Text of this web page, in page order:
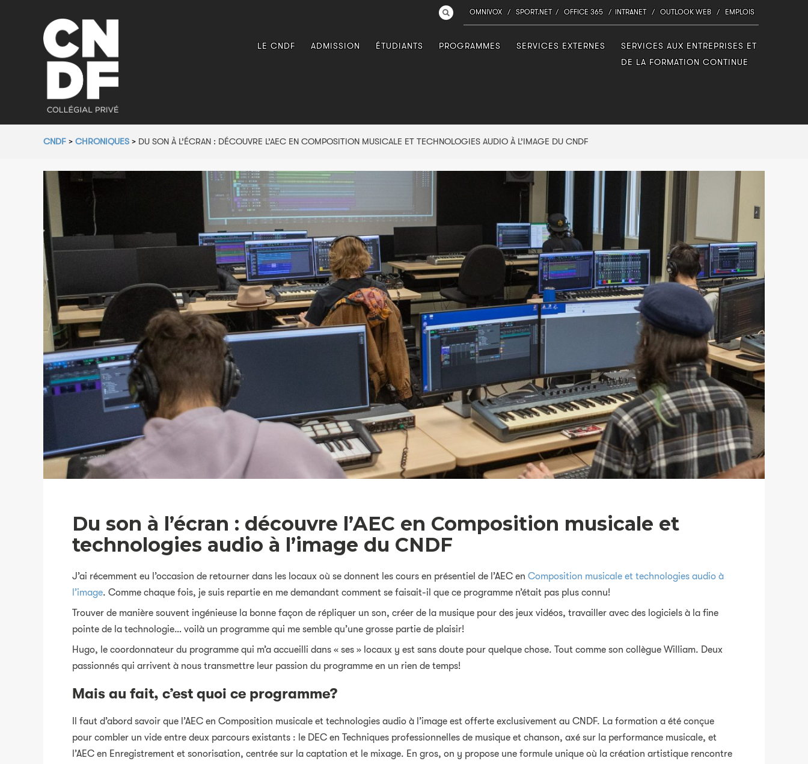
OMNIVOX/ SPORT.NET/OFFICE 365/ INTRANET/OUTLOOK WEB/ EMPLOIS
LE CNDF ADMISSION ÉTUDIANTS PROGRAMMES SERVICES EXTERNES
SERVICES AUX ENTREPRISES ET
DE LA FORMATION CONTINUE
CNDF > CHRONIQUES > DU SON À L’ÉCRAN : DÉCOUVRE L’AEC EN COMPOSITION MUSICALE ET TECHNOLOGIES AUDIO À L’IMAGE DU CNDF
Du son à l’écran : découvre l’AEC en Composition musicale et
technologies audio à l’image du CNDF
J’ai récemment eu l’occasion de retourner dans les locaux où se donnent les cours en présentiel de l’AEC en Composition musicale et technologies audio à
l’image. Comme chaque fois, je suis repartie en me demandant comment se faisait-il que ce programme n’était pas plus connu!
Trouver de manière souvent ingénieuse la bonne façon de répliquer un son, créer de la musique pour des jeux vidéos, travailler avec des logiciels à la fine
pointe de la technologie… voilà un programme qui me semble qu’une grosse partie de plaisir!
Hugo, le coordonnateur du programme qui m’a accueilli dans « ses » locaux y est sans doute pour quelque chose. Tout comme son collègue William. Deux
passionnés qui arrivent à nous transmettre leur passion du programme en un rien de temps!
Mais au fait, c’est quoi ce programme?
Il faut d’abord savoir que l’AEC en Composition musicale et technologies audio à l’image est offerte exclusivement au CNDF. La formation a été conçue
pour combler un vide entre deux parcours existants : le DEC en Techniques professionnelles de musique et chanson, axé sur la performance musicale, et
l’AEC en Enregistrement et sonorisation, centrée sur la captation et le mixage. En gros, on y propose une formule unique où la création artistique rencontre